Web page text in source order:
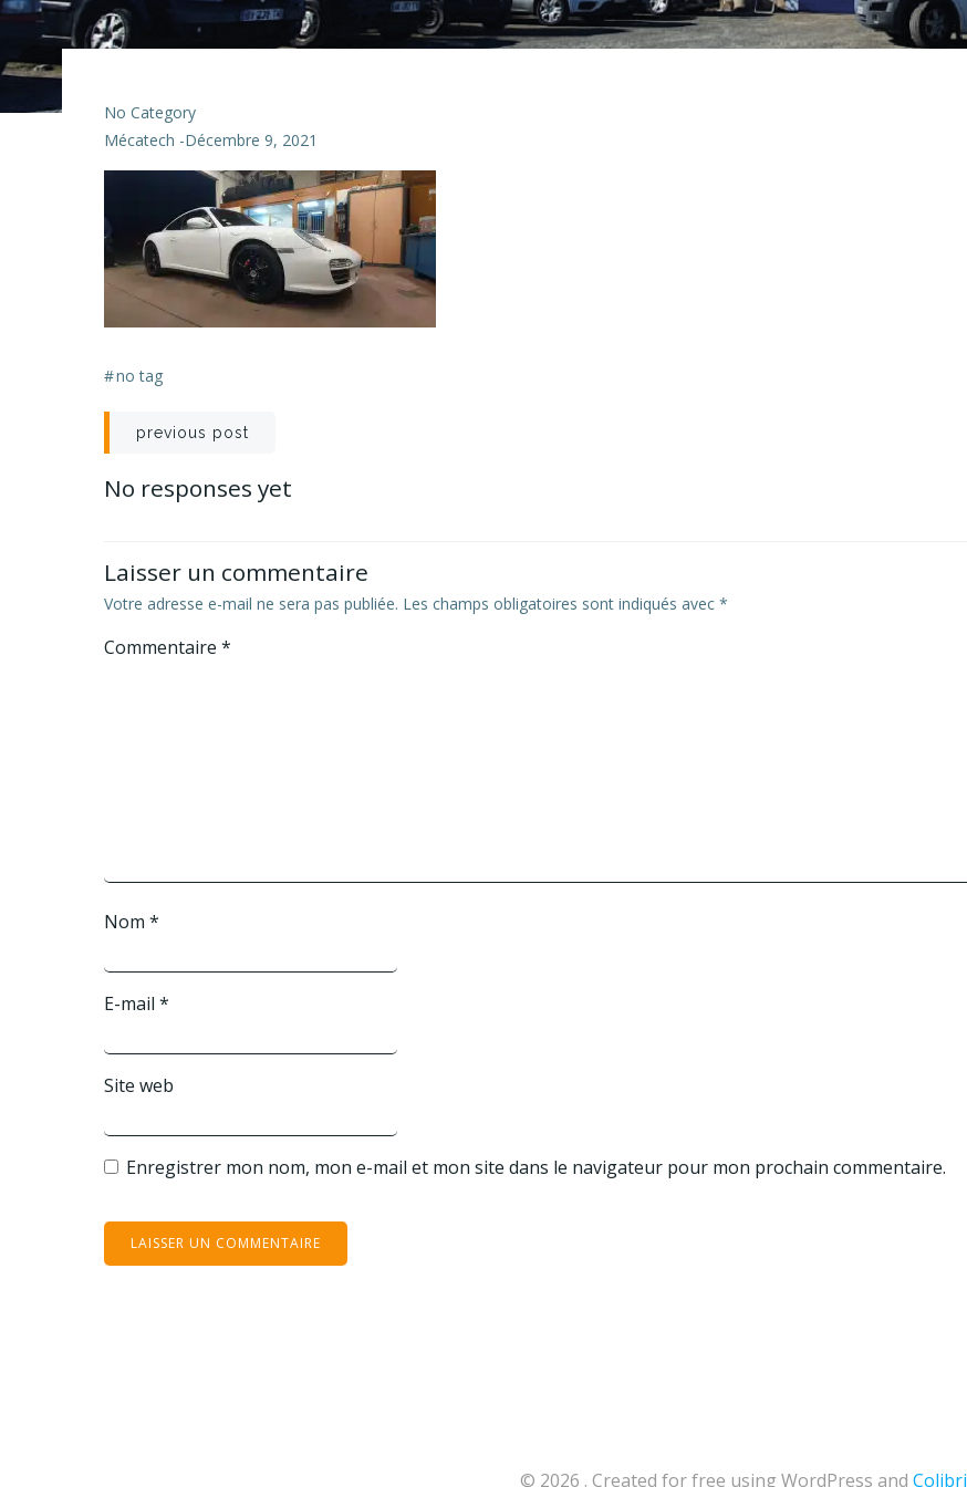
No Category
Mécatech -Décembre 9, 2021
#no tag
Navigation
de
previous post
No responses yet
Laisser un commentaire
Votre adresse e-mail ne sera pas publiée. Les champs obligatoires sont indiqués avec *
Commentaire *
Nom *
E-mail *
Site web
Enregistrer mon nom, mon e-mail et mon site dans le navigateur pour mon prochain commentaire.
© 2026 . Created for free using WordPress and Colibri